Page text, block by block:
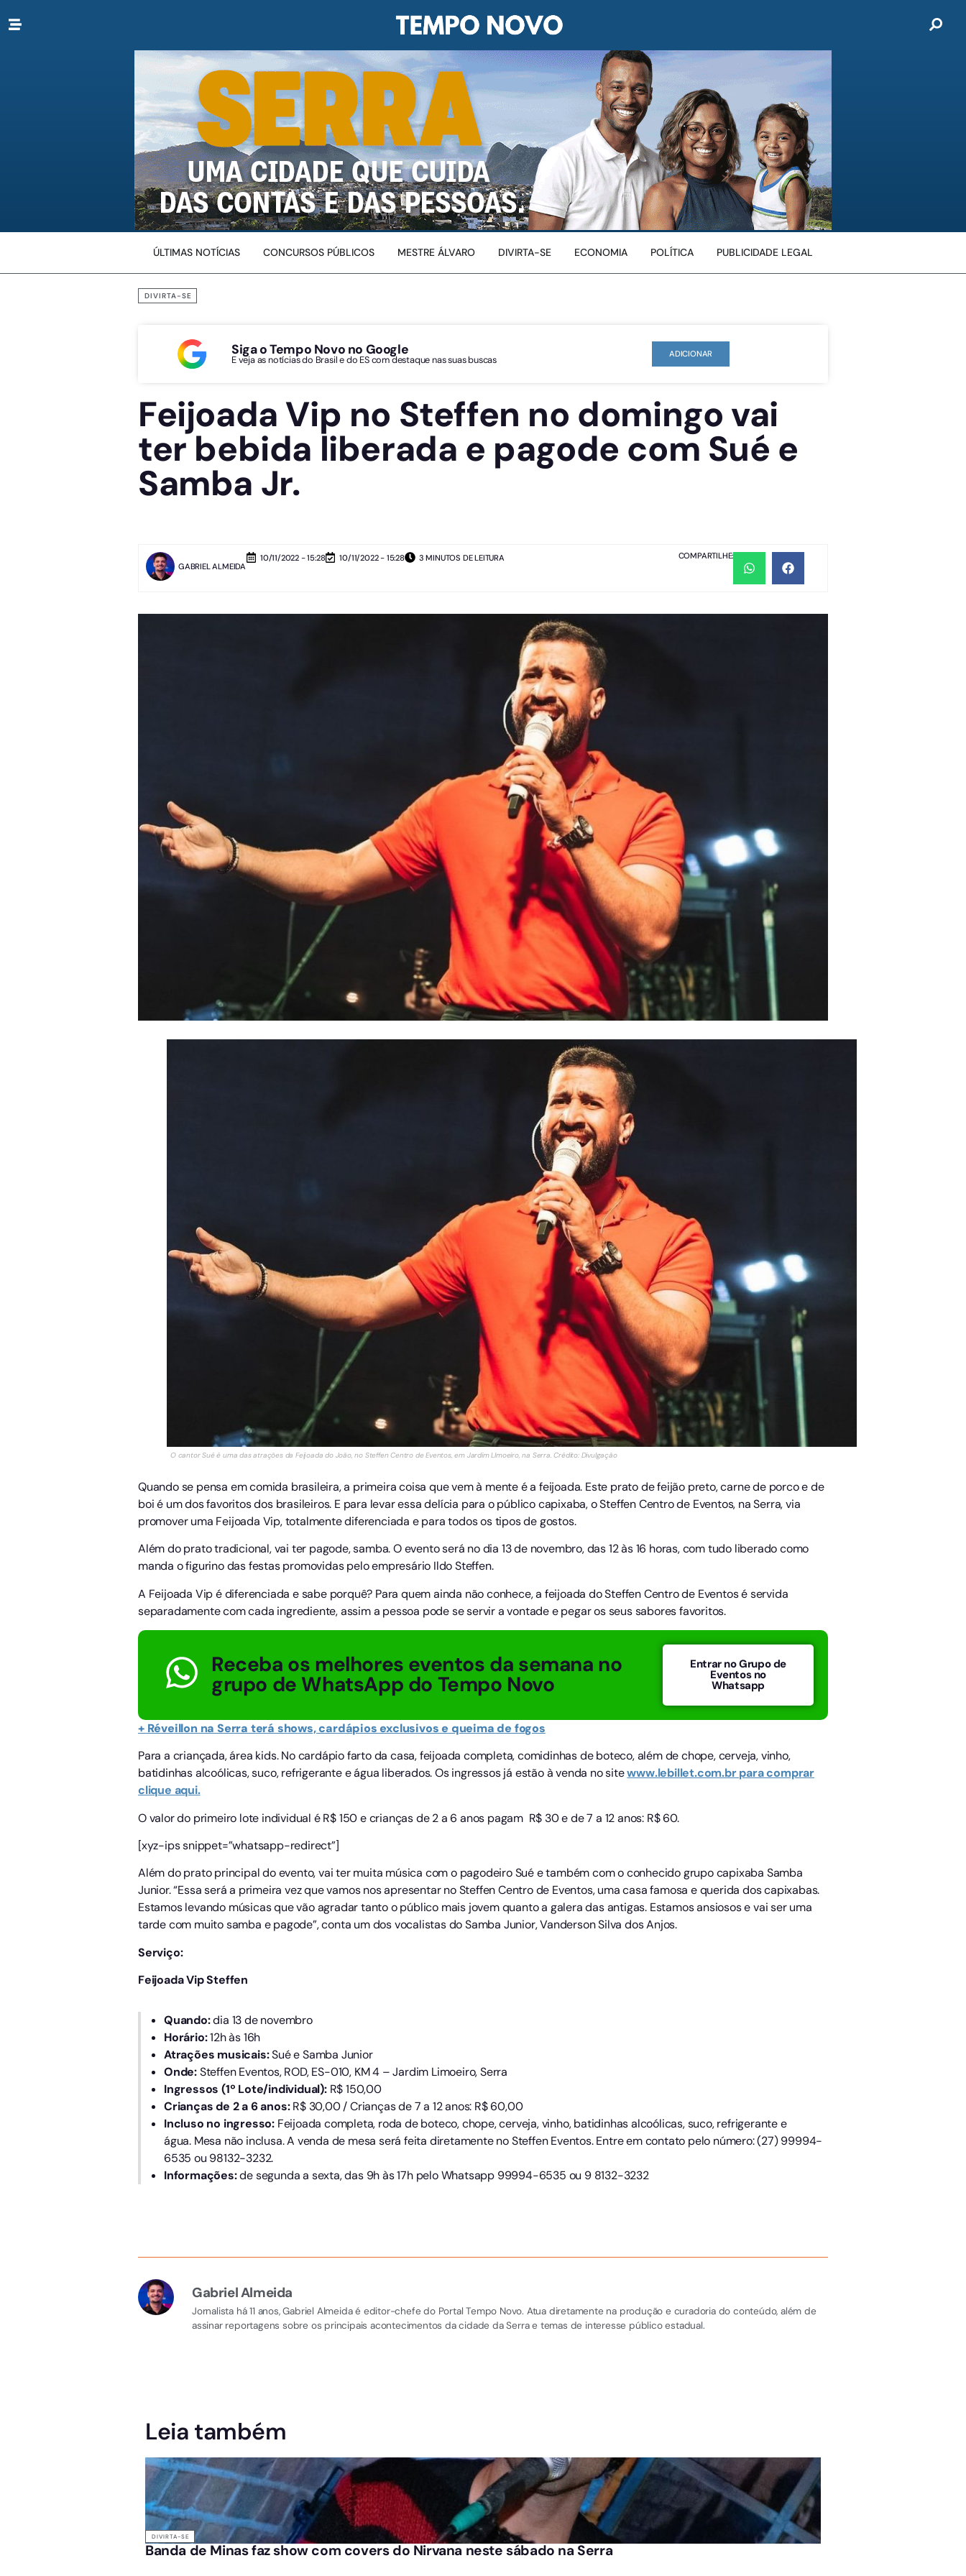
ÚLTIMAS NOTÍCIAS CONCURSOS PÚBLICOS MESTRE ÁLVARO DIVIRTA-SE ECONOMIA POLÍTICA PUBLICIDADE LEGAL
DIVIRTA-SE
Siga o Tempo Novo no Google
E veja as notícias do Brasil e do ES com destaque nas suas buscas ADICIONAR
Feijoada Vip no Steffen no domingo vai
ter bebida liberada e pagode com Sué e
Samba Jr.
GABRIEL ALMEIDA
10/11/2022 - 15:28 10/11/2022 - 15:28 3 MINUTOS DE LEITURA COMPARTILHE:
O cantor Sué é uma das atrações da Feijoada do João, no Steffen Centro de Eventos, em Jardim LImoeiro, na Serra. Crédito: Divulgação
Quando se pensa em comida brasileira, a primeira coisa que vem à mente é a feijoada. Este prato de feijão preto, carne de porco e de
boi é um dos favoritos dos brasileiros. E para levar essa delícia para o público capixaba, o Steffen Centro de Eventos, na Serra, via
promover uma Feijoada Vip, totalmente diferenciada e para todos os tipos de gostos.
Além do prato tradicional, vai ter pagode, samba. O evento será no dia 13 de novembro, das 12 às 16 horas, com tudo liberado como
manda o figurino das festas promovidas pelo empresário Ildo Steffen.
A Feijoada Vip é diferenciada e sabe porquê? Para quem ainda não conhece, a feijoada do Steffen Centro de Eventos é servida
separadamente com cada ingrediente, assim a pessoa pode se servir a vontade e pegar os seus sabores favoritos.
Receba os melhores eventos da semana no
grupo de WhatsApp do Tempo Novo
Entrar no Grupo de
Eventos no
Whatsapp
+ Réveillon na Serra terá shows, cardápios exclusivos e queima de fogos
Para a criançada, área kids. No cardápio farto da casa, feijoada completa, comidinhas de boteco, além de chope, cerveja, vinho,
batidinhas alcoólicas, suco, refrigerante e água liberados. Os ingressos já estão à venda no sitewww.lebillet.com.br para comprar
clique aqui.
O valor do primeiro lote individual é R$ 150 e crianças de 2 a 6 anos pagam R$ 30 e de 7 a 12 anos: R$ 60.
[xyz-ips snippet=”whatsapp-redirect”]
Além do prato principal do evento, vai ter muita música com o pagodeiro Sué e também com o conhecido grupo capixaba Samba
Junior. “Essa será a primeira vez que vamos nos apresentar no Steffen Centro de Eventos, uma casa famosa e querida dos capixabas.
Estamos levando músicas que vão agradar tanto o público mais jovem quanto a galera das antigas. Estamos ansiosos e vai ser uma
tarde com muito samba e pagode”, conta um dos vocalistas do Samba Junior, Vanderson Silva dos Anjos.
Serviço:
Feijoada Vip Steffen
Quando:dia 13 de novembro
Horário:12h às 16h
Atrações musicais:Sué e Samba Junior
Onde:Steffen Eventos, ROD, ES-010, KM 4 – Jardim Limoeiro, Serra
Ingressos (1º Lote/individual):R$ 150,00
Crianças de 2 a 6 anos:R$ 30,00 / Crianças de 7 a 12 anos: R$ 60,00
Incluso no ingresso: Feijoada completa, roda de boteco, chope, cerveja, vinho, batidinhas alcoólicas, suco, refrigerante e
água. Mesa não inclusa. A venda de mesa será feita diretamente no Steffen Eventos. Entre em contato pelo número: (27) 99994-
6535 ou 98132-3232.
Informações:de segunda a sexta, das 9h às 17h pelo Whatsapp 99994-6535 ou 9 8132-3232
Gabriel Almeida
Jornalista há 11 anos, Gabriel Almeida é editor-chefe do Portal Tempo Novo. Atua diretamente na produção e curadoria do conteúdo, além de
assinar reportagens sobre os principais acontecimentos da cidade da Serra e temas de interesse público estadual.
Leia também
DIVIRTA-SE
Banda de Minas faz show com covers do Nirvana neste sábado na Serra